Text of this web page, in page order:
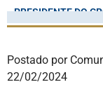
PRESIDENTE DO
Postado por
22/02/2024